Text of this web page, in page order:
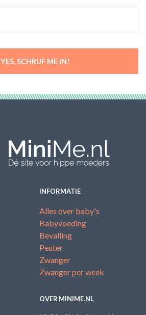
YES, SCHRIJF ME IN!
INFORMATIE
Alles over baby's
Babyvoeding
Bevalling
Peuter
Zwanger
Zwanger per week
OVER MINIME.NL